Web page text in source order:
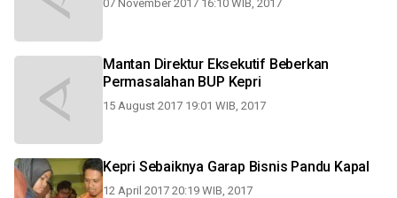
07 November 2017 16:10 WIB, 2017
Mantan Direktur Eksekutif Beberkan
Permasalahan BUP Kepri
15 August 2017 19:01 WIB, 2017
Kepri Sebaiknya Garap Bisnis Pandu Kapal
12 April 2017 20:19 WIB, 2017